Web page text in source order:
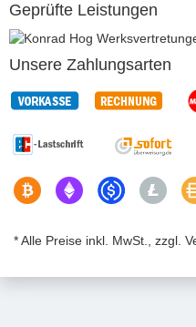
Geprüfte Leistungen
Unsere Zahlungsarten
* Alle Preise inkl. MwSt., zzgl.